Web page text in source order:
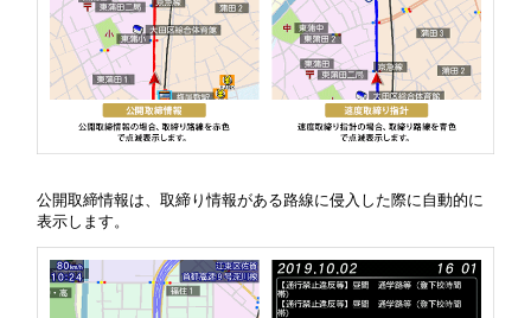
公開取締情報は、取締り情報がある路線に侵入した際に自動的に
表示します。